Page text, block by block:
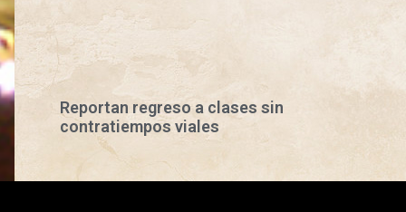
Reportan regreso a clases sin
contratiempos viales